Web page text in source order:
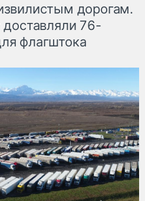
дорогам.
доставляли 76-
флагштока